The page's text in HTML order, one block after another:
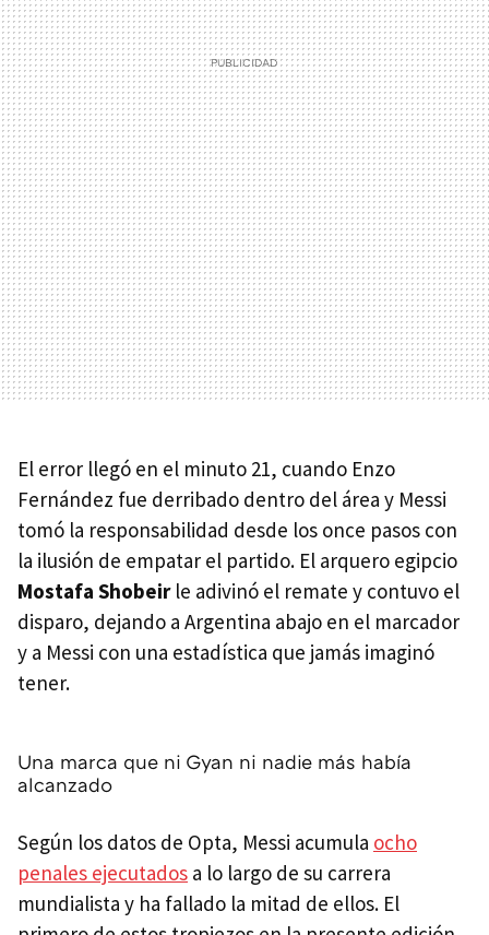
El error llegó en el minuto 21, cuando Enzo
Fernández fue derribado dentro del área y Messi
tomó la responsabilidad desde los once pasos con
la ilusión de empatar el partido. El arquero egipcio
Mostafa Shobeirle adivinó el remate y contuvo el
disparo, dejando a Argentina abajo en el marcador
y a Messi con una estadística que jamás imaginó
tener.
Una marca que ni Gyan ni nadie más había
alcanzado
Según los datos de Opta, Messi acumula ocho
penales ejecutados a lo largo de su carrera
mundialista y ha fallado la mitad de ellos. El